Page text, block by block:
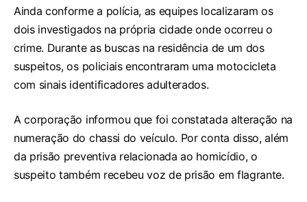
Ainda conforme a polícia, as equipes localizaram os
dois investigados na própria cidade onde ocorreu o
crime. Durante as buscas na residência de um dos
suspeitos, os policiais encontraram uma motocicleta
com sinais identificadores adulterados.
A corporação informou que foi constatada alteração na
numeração do chassi do veículo. Por conta disso, além
da prisão preventiva relacionada ao homicídio, o
suspeito também recebeu voz de prisão em flagrante.